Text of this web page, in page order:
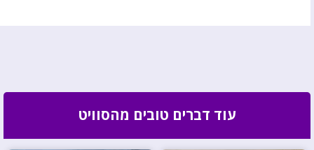
עוד דברים טובים מהסוויט